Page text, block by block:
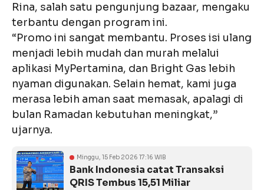
Rina, salah satu pengunjung bazaar, mengaku
terbantu dengan program ini.
“Promo ini sangat membantu. Proses isi ulang
menjadi lebih mudah dan murah melalui
aplikasi MyPertamina, dan Bright Gas lebih
nyaman digunakan. Selain hemat, kami juga
merasa lebih aman saat memasak, apalagi di
bulan Ramadan kebutuhan meningkat,”
ujarnya.
Minggu, 15 Feb 2026 17:16 WIB
Bank Indonesia catat Transaksi
QRIS Tembus 15,51 Miliar